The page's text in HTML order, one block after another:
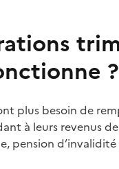
?
plus besoin de
à leurs revenus
pension